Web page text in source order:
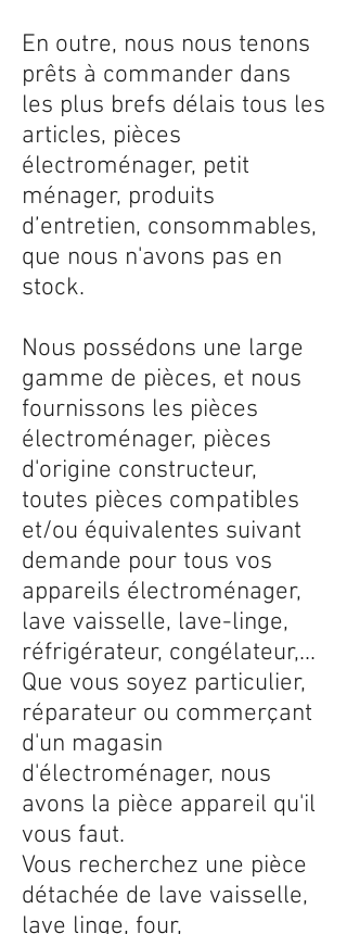
En outre, nous nous tenons
prêts à commander dans
les plus brefs délais tous les
articles, pièces
électroménager, petit
ménager, produits
d’entretien, consommables,
que nous n'avons pas en
stock.
Nous possédons une large
gamme de pièces, et nous
fournissons les pièces
électroménager, pièces
d'origine constructeur,
toutes pièces compatibles
et/ou équivalentes suivant
demande pour tous vos
appareils électroménager,
lave vaisselle, lave-linge,
réfrigérateur, congélateur,...
Que vous soyez particulier,
réparateur ou commerçant
d'un magasin
d'électroménager, nous
avons la pièce appareil qu'il
vous faut.
Vous recherchez une pièce
détachée de lave vaisselle,
lave linge, four,